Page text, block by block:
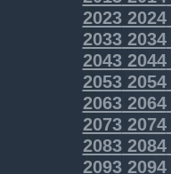
20232024
20332034
20432044
20532054
20632064
20732074
20832084
20932094